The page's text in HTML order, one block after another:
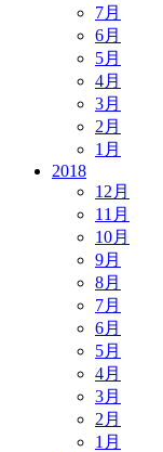
7月
6月
5月
4月
3月
2月
1月
2018
12月
11月
10月
9月
8月
7月
6月
5月
4月
3月
2月
1月